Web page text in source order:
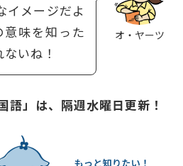
オ・ヤーツ
イメージだよ
意味を知った
いね！
語」は、隔週水曜日更新！